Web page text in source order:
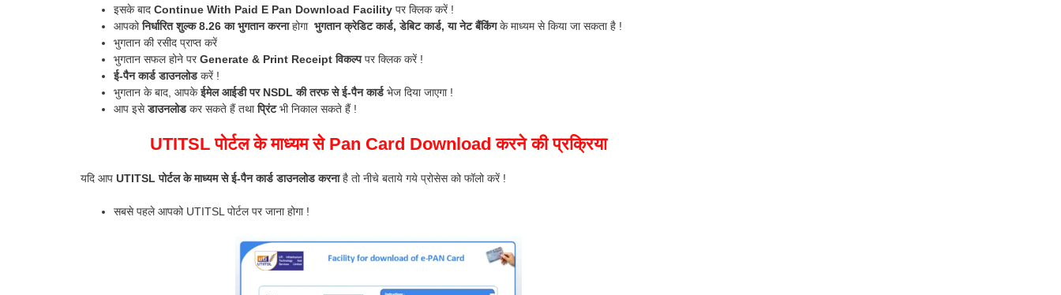
इसके बाद Continue With Paid E Pan Download Facility पर क्लिक करें !
आपकोनिर्धारित शुल्क 8.26 का भुगतान करनाहोगा भुगतान क्रेडिट कार्ड, डेबिट कार्ड, या नेट बैंकिंगके माध्यम से किया जा सकता है !
भुगतान की रसीद प्राप्त करें
भुगतान सफल होने परGenerate & Print Receipt विकल्पपर क्लिक करें !
ई-पैन कार्ड डाउनलोडकरें !
भुगतान के बाद, आपकेईमेल आईडी पर NSDL की तरफ से ई-पैन कार्डभेज दिया जाएगा !
आप इसेडाउनलोडकर सकते हैं तथाप्रिंटभी निकाल सकते हैं !
UTITSL पोर्टल के माध्यम से Pan Card Download करने की प्रक्रिया
यदि आप UTITSL पोर्टल के माध्यम से ई-पैन कार्ड डाउनलोड करनाहै तो नीचे बताये गये प्रोसेस को फॉलो करें !
सबसे पहले आपको UTITSL पोर्टल पर जाना होगा !